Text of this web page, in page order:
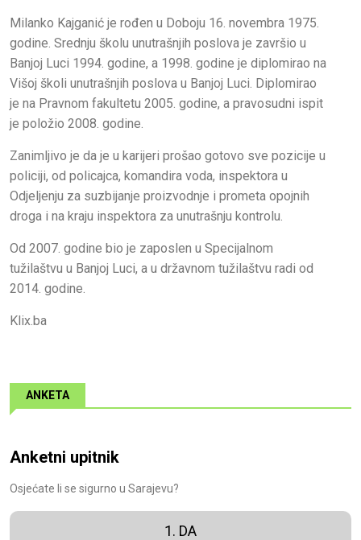
Milanko Kajganić je rođen u Doboju 16. novembra 1975.
godine. Srednju školu unutrašnjih poslova je završio u
Banjoj Luci 1994. godine, a 1998. godine je diplomirao na
Višoj školi unutrašnjih poslova u Banjoj Luci. Diplomirao
je na Pravnom fakultetu 2005. godine, a pravosudni ispit
je položio 2008. godine.
Zanimljivo je da je u karijeri prošao gotovo sve pozicije u
policiji, od policajca, komandira voda, inspektora u
Odjeljenju za suzbijanje proizvodnje i prometa opojnih
droga i na kraju inspektora za unutrašnju kontrolu.
Od 2007. godine bio je zaposlen u Specijalnom
tužilaštvu u Banjoj Luci, a u državnom tužilaštvu radi od
2014. godine.
Klix.ba
ANKETA
Anketni upitnik
Osjećate li se sigurno u Sarajevu?
1. DA